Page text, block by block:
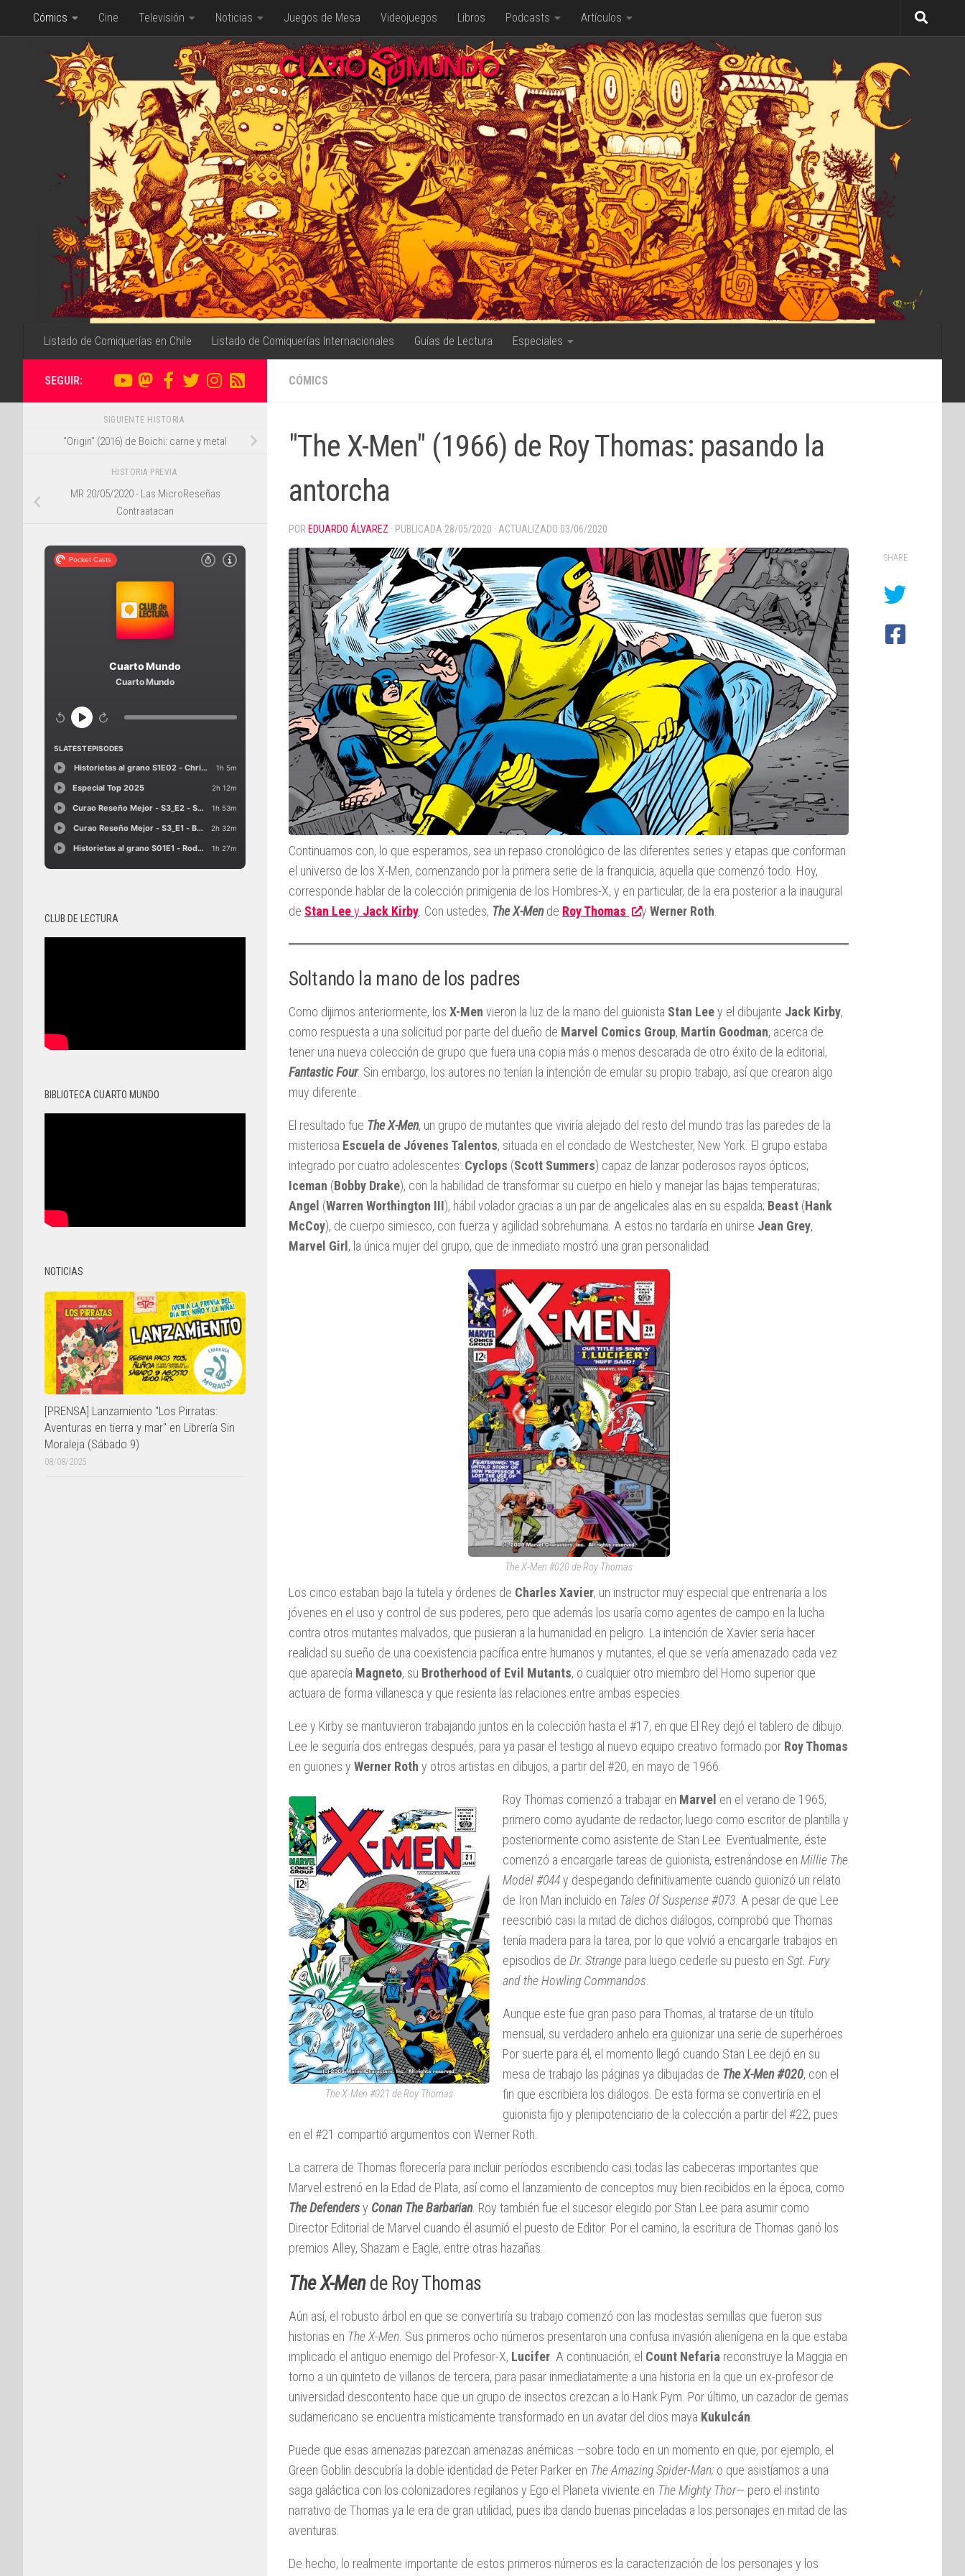
Saltar al contenido
Cómics Cine Televisión Noticias Juegos de Mesa Videojuegos Libros Podcasts Artículos
Listado de Comiquerías en Chile Listado de Comiquerías Internacionales Guías de Lectura Especiales
CÓMICS
"The X-Men" (1966) de Roy Thomas: pasando la
antorcha
POR EDUARDO ÁLVAREZ · PUBLICADA 28/05/2020 · ACTUALIZADO 03/06/2020
Continuamos con, lo que esperamos, sea un repaso cronológico de las diferentes series y etapas que conforman
el universo de los X-Men, comenzando por la primera serie de la franquicia, aquella que comenzó todo. Hoy,
corresponde hablar de la colección primigenia de los Hombres-X, y en particular, de la era posterior a la inaugural
de Stan Leey Jack Kirby . Con ustedes, The X-Mende Roy Thomas y Werner Roth
Soltando la mano de los padres
Como dijimos anteriormente, los X-Men vieron la luz de la mano del guionista Stan Leey el dibujante Jack Kirby,
como respuesta a una solicitud por parte del dueño de Marvel Comics Group, Martin Goodman, acerca de
tener una nueva colección de grupo que fuera una copia más o menos descarada de otro éxito de la editorial,
Fantastic Four. Sin embargo, los autores no tenían la intención de emular su propio trabajo, así que crearon algo
muy diferente.
El resultado fue The X-Men, un grupo de mutantes que viviría alejado del resto del mundo tras las paredes de la
misteriosa Escuela de Jóvenes Talentos, situada en el condado de Westchester, New York. El grupo estaba
integrado por cuatro adolescentes: Cyclops (Scott Summers) capaz de lanzar poderosos rayos ópticos;
Iceman (Bobby Drake), con la habilidad de transformar su cuerpo en hielo y manejar las bajas temperaturas;
Angel (Warren Worthington III), hábil volador gracias a un par de angelicales alas en su espalda; Beast (Hank
McCoy), de cuerpo simiesco, con fuerza y agilidad sobrehumana. A estos no tardaría en unirse Jean Grey,
Marvel Girl , la única mujer del grupo, que de inmediato mostró una gran personalidad.
The X-Men #020 de Roy Thomas
Los cinco estaban bajo la tutela y órdenes de Charles Xavier, un instructor muy especial que entrenaría a los
jóvenes en el uso y control de sus poderes, pero que además los usaría como agentes de campo en la lucha
contra otros mutantes malvados, que pusieran a la humanidad en peligro. La intención de Xavier sería hacer
realidad su sueño de una coexistencia pacífica entre humanos y mutantes, el que se vería amenazado cada vez
que aparecía Magneto, su Brotherhood of Evil Mutants, o cualquier otro miembro del Homo superior que
actuara de forma villanesca y que resienta las relaciones entre ambas especies.
Lee y Kirby se mantuvieron trabajando juntos en la colección hasta el #17, en que El Rey dejó el tablero de dibujo.
Lee le seguiría dos entregas después, para ya pasar el testigo al nuevo equipo creativo formado por Roy Thomas
en guiones y Werner Roth y otros artistas en dibujos, a partir del #20, en mayo de 1966.
The X-Men #021 de Roy Thomas
Roy Thomas comenzó a trabajar en Marvel en el verano de 1965,
primero como ayudante de redactor, luego como escritor de plantilla y
posteriormente como asistente de Stan Lee. Eventualmente, éste
comenzó a encargarle tareas de guionista, estrenándose en Millie The
Model #044y despegando definitivamente cuando guionizó un relato
de Iron Man incluido en Tales Of Suspense #073 . A pesar de que Lee
reescribió casi la mitad de dichos diálogos, comprobó que Thomas
tenía madera para la tarea, por lo que volvió a encargarle trabajos en
episodios de Dr. Strange para luego cederle su puesto en Sgt. Fury
and the Howling Commandos
Aunque este fue gran paso para Thomas, al tratarse de un título
mensual, su verdadero anhelo era guionizar una serie de superhéroes.
Por suerte para él, el momento llegó cuando Stan Lee dejó en su
mesa de trabajo las páginas ya dibujadas de The X-Men #020, con el
fin que escribiera los diálogos. De esta forma se convertiría en el
guionista fijo y plenipotenciario de la colección a partir del #22, pues
en el #21 compartió argumentos con Werner Roth.
La carrera de Thomas florecería para incluir períodos escribiendo casi todas las cabeceras importantes que
Marvel estrenó en la Edad de Plata, así como el lanzamiento de conceptos muy bien recibidos en la época, como
The Defendersy Conan The Barbarian. Roy también fue el sucesor elegido por Stan Lee para asumir como
Director Editorial de Marvel cuando él asumió el puesto de Editor. Por el camino, la escritura de Thomas ganó los
premios Alley, Shazam e Eagle, entre otras hazañas.
The X-Mende Roy Thomas
Aún así, el robusto árbol en que se convertiría su trabajo comenzó con las modestas semillas que fueron sus
historias en The X-Men . Sus primeros ocho números presentaron una confusa invasión alienígena en la que estaba
implicado el antiguo enemigo del Profesor-X, Lucifer . A continuación, el Count Nefaria reconstruye la Maggia en
torno a un quinteto de villanos de tercera, para pasar inmediatamente a una historia en la que un ex-profesor de
universidad descontento hace que un grupo de insectos crezcan a lo Hank Pym. Por último, un cazador de gemas
sudamericano se encuentra místicamente transformado en un avatar del dios maya Kukulcán
Puede que esas amenazas parezcan amenazas anémicas —sobre todo en un momento en que, por ejemplo, el
Green Goblin descubría la doble identidad de Peter Parker en The Amazing Spider-Man; o que asistíamos a una
saga galáctica con los colonizadores regilanos y Ego el Planeta viviente en The Mighty Thor— pero el instinto
narrativo de Thomas ya le era de gran utilidad, pues iba dando buenas pinceladas a los personajes en mitad de las
aventuras.
De hecho, lo realmente importante de estos primeros números es la caracterización de los personajes y los
SHARE
SEGUIR:
SIGUIENTE HISTORIA
"Origin" (2016) de Boichi: carne y metal
HISTORIA PREVIA
MR 20/05/2020 - Las MicroReseñas
Contraatacan
CLUB DE LECTURA
BIBLIOTECA CUARTO MUNDO
NOTICIAS
[PRENSA] Lanzamiento "Los Pirratas:
Aventuras en tierra y mar" en Librería Sin
Moraleja (Sábado 9)
08/08/2025